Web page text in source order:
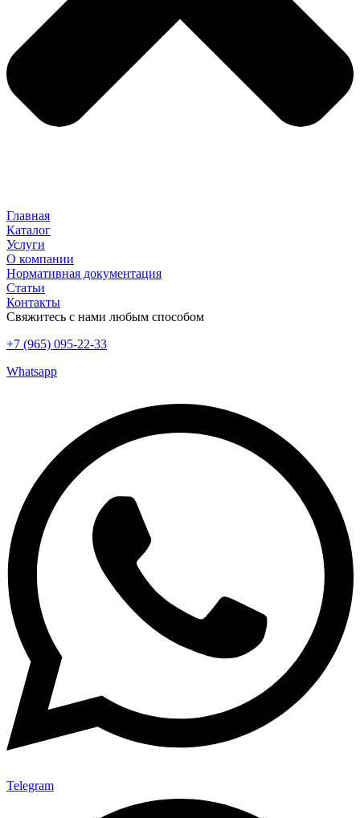
Главная
Каталог
Услуги
О компании
Нормативная документация
Статьи
Контакты
Свяжитесь с нами любым способом
+7 (965) 095-22-33
Whatsapp
Telegram